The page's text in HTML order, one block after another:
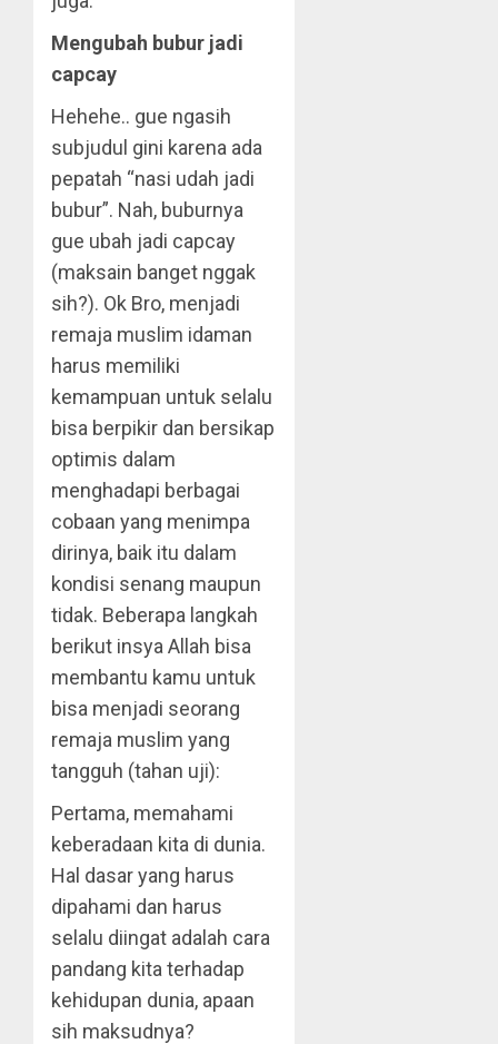
Mengubah bubur jadi
capcay
Hehehe.. gue ngasih
subjudul gini karena ada
pepatah “nasi udah jadi
bubur”. Nah, buburnya
gue ubah jadi capcay
(maksain banget nggak
sih?). Ok Bro, menjadi
remaja muslim idaman
harus memiliki
kemampuan untuk selalu
bisa berpikir dan bersikap
optimis dalam
menghadapi berbagai
cobaan yang menimpa
dirinya, baik itu dalam
kondisi senang maupun
tidak. Beberapa langkah
berikut insya Allah bisa
membantu kamu untuk
bisa menjadi seorang
remaja muslim yang
tangguh (tahan uji):
Pertama, memahami
keberadaan kita di dunia.
Hal dasar yang harus
dipahami dan harus
selalu diingat adalah cara
pandang kita terhadap
kehidupan dunia, apaan
sih maksudnya?